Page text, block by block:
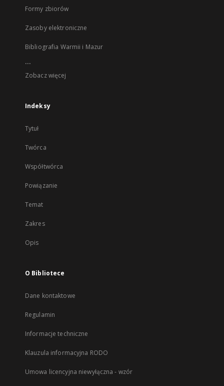
Formy zbiorów
Zasoby elektroniczne
Bibliografia Warmii i Mazur
...
Zobacz więcej
Indeksy
Tytuł
Twórca
Współtwórca
Powiązanie
Temat
Zakres
Opis
O Bibliotece
Dane kontaktowe
Regulamin
Informacje techniczne
Klauzula informacyjna RODO
Umowa licencyjna niewyłączna - wzór